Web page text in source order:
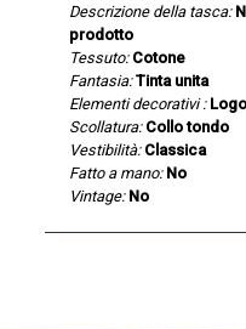
Descrizione della tasca:
prodotto
Tessuto: Cotone
Fantasia: Tinta unita
Elementi decorativi : Logo
Scollatura: Collo tondo
Vestibilità: Classica
Fatto a mano: No
Vintage: No